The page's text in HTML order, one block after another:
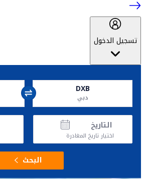
تسجيل الدخول
DXB
دبي
التاريخ
اختيار تاريخ المغادرة
البحث